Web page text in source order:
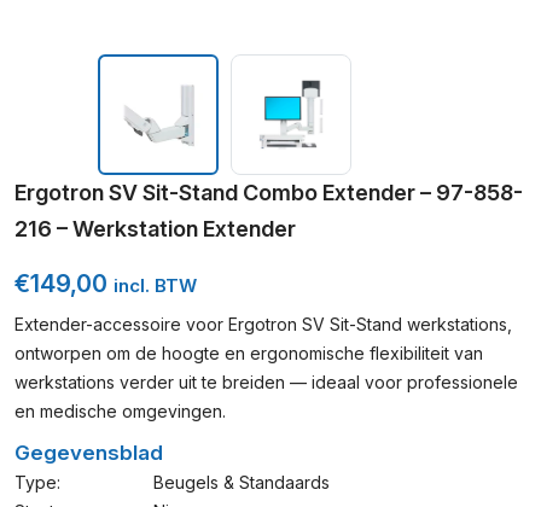
Ergotron SV Sit-Stand Combo Extender – 97-858-
216 – Werkstation Extender
€149,00 incl. BTW
Extender-accessoire voor Ergotron SV Sit-Stand werkstations,
ontworpen om de hoogte en ergonomische flexibiliteit van
werkstations verder uit te breiden — ideaal voor professionele
en medische omgevingen.
Gegevensblad
Type:
Beugels & Standaards